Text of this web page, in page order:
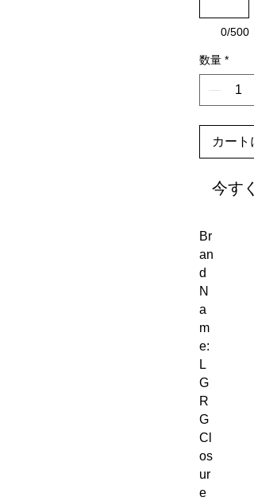
0/500
数量 *
カート
今す
Br
an
d
N
a
m
e:
L
G
R
G
Cl
os
ur
e